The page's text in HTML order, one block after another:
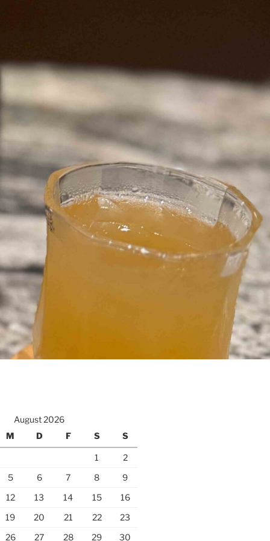
August 2026
M
D F S S
1
2
5
6 7 8
9
12
13 14 15
16
19
20 21 22
23
26
27 28 29 30